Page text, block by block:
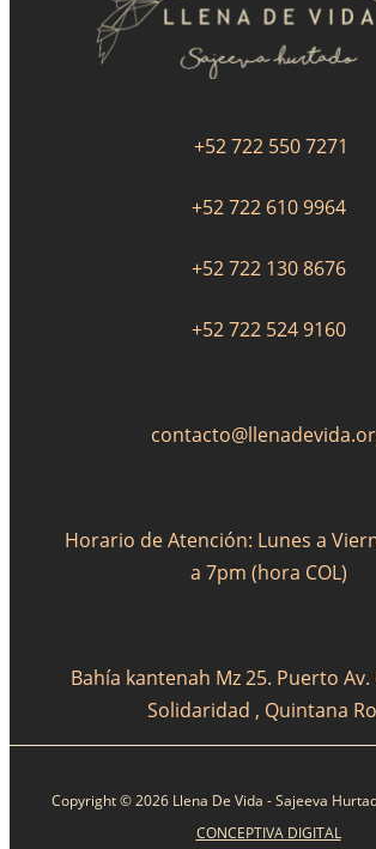
+52 722 550 7271
+52 722 610 9964
+52 722 130 8676
+52 722 524 9160
Horario de Atención: Lunes a
a 7pm (hora COL)
Bahía kantenah Mz 25. Puerto Av.
Solidaridad , Quintana
Copyright © 2026 Llena De Vida - Sajeeva
CONCEPTIVA DIGITAL